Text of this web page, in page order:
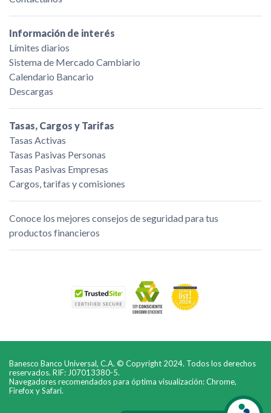
Información de interés
Límites diarios
Sistema de Mercado Cambiario
Calendario Bancario
Descargas
Tasas, Cargos y Tarifas
Tasas Activas
Tasas Pasivas Personas
Tasas Pasivas Empresas
Cargos, tarifas y comisiones
Conoce los mejores consejos de seguridad para tus
productos financieros
Banesco Banco Universal, C.A. © Copyright 2024. Todos los derechos
reservados. RIF: J07013380-5.
Navegadores recomendados para óptima visualización: Chrome,
Firefox y Safari.